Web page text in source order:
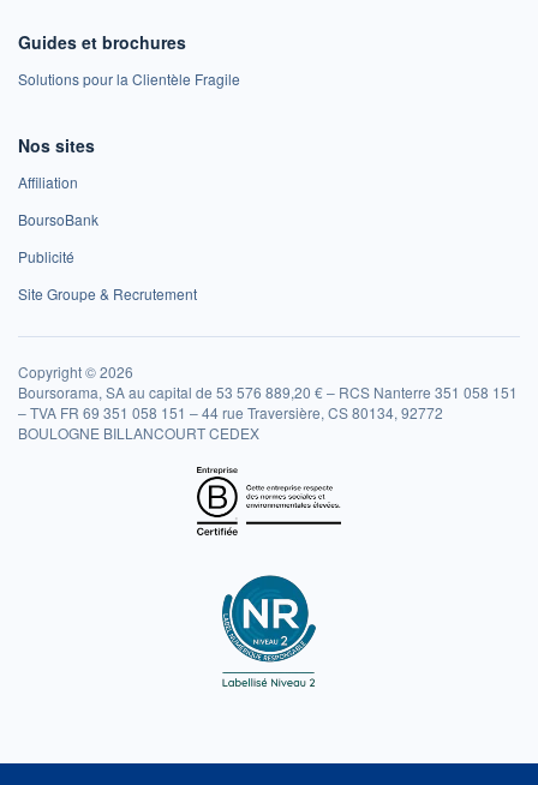
Guides et brochures
Solutions pour la Clientèle Fragile
Nos sites
Affiliation
BoursoBank
Publicité
Site Groupe & Recrutement
Copyright © 2026
Boursorama, SA au capital de 53 576 889,20 € – RCS Nanterre 351 058 151
– TVA FR 69 351 058 151 – 44 rue Traversière, CS 80134, 92772
BOULOGNE BILLANCOURT CEDEX